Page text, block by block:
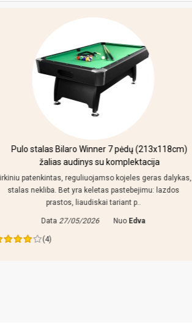
Pulo stalas Bilaro Winner 7 pėdų (213x118cm)
žalias audinys su komplektacija
patenkintas, reguliuojamso kojeles geras dalykas,
stalas nekliba. Bet yra keletas pastebejimu: lazdos
prastos, liaudiskai tariant p..
Data 27/05/2026 Nuo Edva
(4)